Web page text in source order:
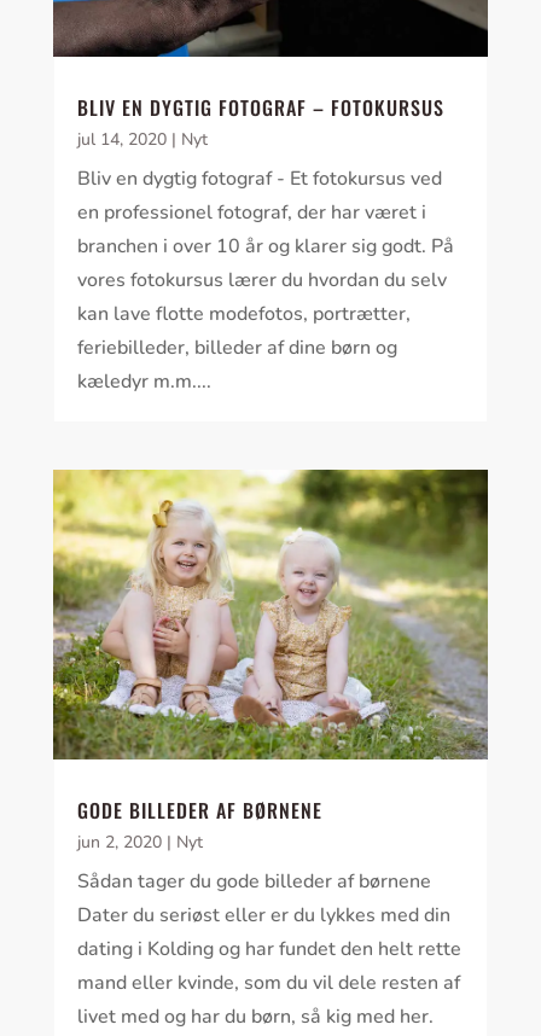
BLIV EN DYGTIG FOTOGRAF – FOTOKURSUS
jul 14, 2020| Nyt
Bliv en dygtig fotograf - Et fotokursus ved
en professionel fotograf, der har været i
branchen i over 10 år og klarer sig godt. På
vores fotokursus lærer du hvordan du selv
kan lave flotte modefotos, portrætter,
feriebilleder, billeder af dine børn og
kæledyr m.m....
GODE BILLEDER AF BØRNENE
jun 2, 2020| Nyt
Sådan tager du gode billeder af børnene
Dater du seriøst eller er du lykkes med din
dating i Kolding og har fundet den helt rette
mand eller kvinde, som du vil dele resten af
livet med og har du børn, så kig med her.